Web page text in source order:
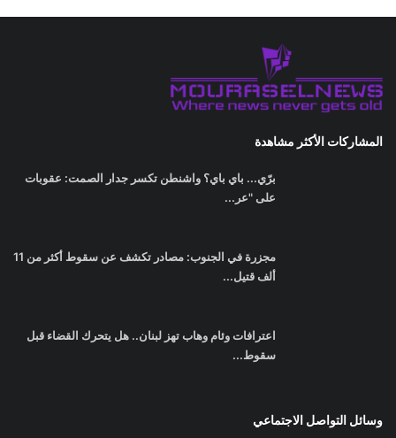
المشاركات الأكثر مشاهدة
برّي... باي باي؟ واشنطن تكسر جدار الصمت: عقوبات
على "عر...
مجزرة في الجنوب: مصادر تكشف عن سقوط أكثر من 11
ألف قتيل...
اعترافات وئام وهاب تهز لبنان.. هل يتحرك القضاء قبل
سقوط...
وسائل التواصل الاجتماعي